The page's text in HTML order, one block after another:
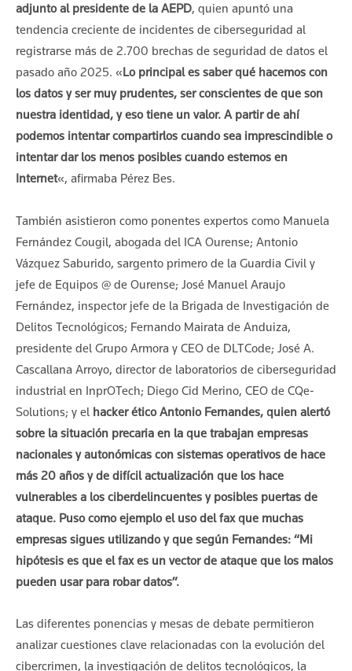
adjunto al presidente de la AEPD, quien apuntó una
tendencia creciente de incidentes de ciberseguridad al
registrarse más de 2.700 brechas de seguridad de datos el
pasado año 2025. «Lo principal es saber qué hacemos con
los datos y ser muy prudentes, ser conscientes de que son
nuestra identidad, y eso tiene un valor. A partir de ahí
podemos intentar compartirlos cuando sea imprescindible o
intentar dar los menos posibles cuando estemos en
Internet«, afirmaba Pérez Bes.
También asistieron como ponentes expertos como Manuela
Fernández Cougil, abogada del ICA Ourense; Antonio
Vázquez Saburido, sargento primero de la Guardia Civil y
jefe de Equipos @ de Ourense; José Manuel Araujo
Fernández, inspector jefe de la Brigada de Investigación de
Delitos Tecnológicos; Fernando Mairata de Anduiza,
presidente del Grupo Armora y CEO de DLTCode; José A.
Cascallana Arroyo, director de laboratorios de ciberseguridad
industrial en InprOTech; Diego Cid Merino, CEO de CQe-
Solutions; y el hacker ético Antonio Fernandes, quien alertó
sobre la situación precaria en la que trabajan empresas
nacionales y autonómicas con sistemas operativos de hace
más 20 años y de difícil actualización que los hace
vulnerables a los ciberdelincuentes y posibles puertas de
ataque. Puso como ejemplo el uso del fax que muchas
empresas sigues utilizando y que según Fernandes: “Mi
hipótesis es que el fax es un vector de ataque que los malos
pueden usar para robar datos”.
Las diferentes ponencias y mesas de debate permitieron
analizar cuestiones clave relacionadas con la evolución del
cibercrimen, la investigación de delitos tecnológicos, la